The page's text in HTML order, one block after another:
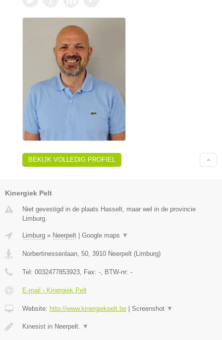
BEKIJK VOLLEDIG PROFIEL
Kinergiek Pelt
Niet gevestigd in de plaats Hasselt, maar wel in de provincie
Limburg.
Limburg » Neerpelt | Google maps ▼
Norbertinessenlaan, 50 3910 Neerpelt (Limburg)
Tel: 0032477853923 , Fax: - , BTW-nr: -
E-mail › Kinergiek Pelt
Website: http://www.kinergiekpelt.be | Screenshot ▼
Kinesist in Neerpelt. ▼